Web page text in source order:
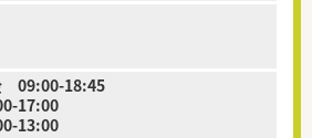
09:00-18:45
17:00
13:00